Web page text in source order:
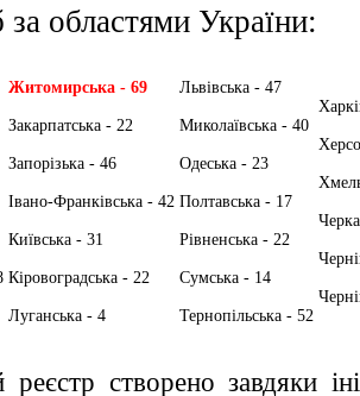
за областями України:
Житомирська - 69
Закарпатська - 22
Запорізька - 46
Івано-Франківська - 42
Київська - 31
Кіровоградська - 22
Луганська - 4
Львівська - 47
Миколаївська - 40
Одеська - 23
Полтавська - 17
Рівненська - 22
Сумська - 14
Тернопільська - 52
створено завдяки